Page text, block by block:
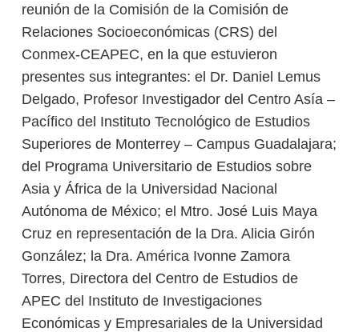
reunión de la Comisión de la Comisión de
Relaciones Socioeconómicas (CRS) del
Conmex-CEAPEC, en la que estuvieron
presentes sus integrantes: el Dr. Daniel Lemus
Delgado, Profesor Investigador del Centro Asía –
Pacífico del Instituto Tecnológico de Estudios
Superiores de Monterrey – Campus Guadalajara;
del Programa Universitario de Estudios sobre
Asia y África de la Universidad Nacional
Autónoma de México; el Mtro. José Luis Maya
Cruz en representación de la Dra. Alicia Girón
González; la Dra. América Ivonne Zamora
Torres, Directora del Centro de Estudios de
APEC del Instituto de Investigaciones
Económicas y Empresariales de la Universidad